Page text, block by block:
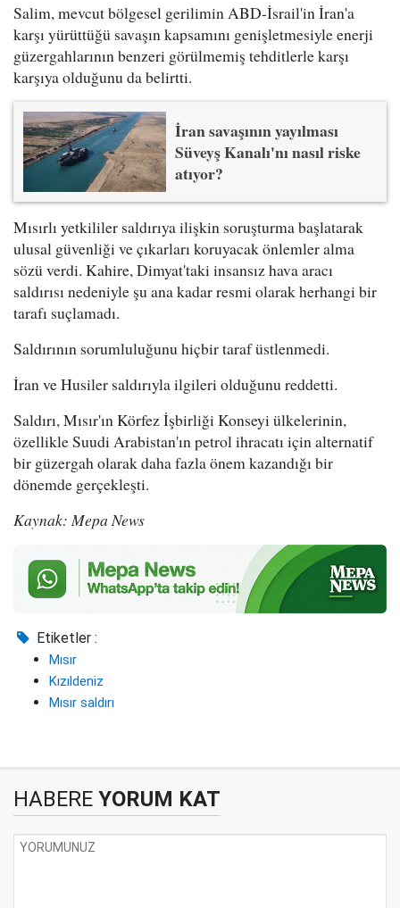
Salim, mevcut bölgesel gerilimin ABD-İsrail'in İran'a
karşı yürüttüğü savaşın kapsamını genişletmesiyle enerji
güzergahlarının benzeri görülmemiş tehditlerle karşı
karşıya olduğunu da belirtti.
İran savaşının yayılması
Süveyş Kanalı'nı nasıl riske
atıyor?
Mısırlı yetkililer saldırıya ilişkin soruşturma başlatarak
ulusal güvenliği ve çıkarları koruyacak önlemler alma
sözü verdi. Kahire, Dimyat'taki insansız hava aracı
saldırısı nedeniyle şu ana kadar resmi olarak herhangi bir
tarafı suçlamadı.
Saldırının sorumluluğunu hiçbir taraf üstlenmedi.
İran ve Husiler saldırıyla ilgileri olduğunu reddetti.
Saldırı, Mısır'ın Körfez İşbirliği Konseyi ülkelerinin,
özellikle Suudi Arabistan'ın petrol ihracatı için alternatif
bir güzergah olarak daha fazla önem kazandığı bir
dönemde gerçekleşti.
Kaynak: Mepa News
Etiketler :
Mısır
Kızıldeniz
Mısır saldırı
HABERE YORUM KAT